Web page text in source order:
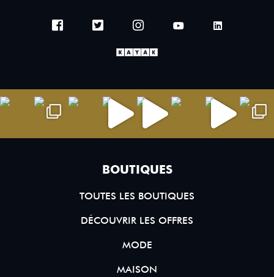
BOUTIQUES
TOUTES LES BOUTIQUES
DÉCOUVRIR LES OFFRES
MODE
MAISON